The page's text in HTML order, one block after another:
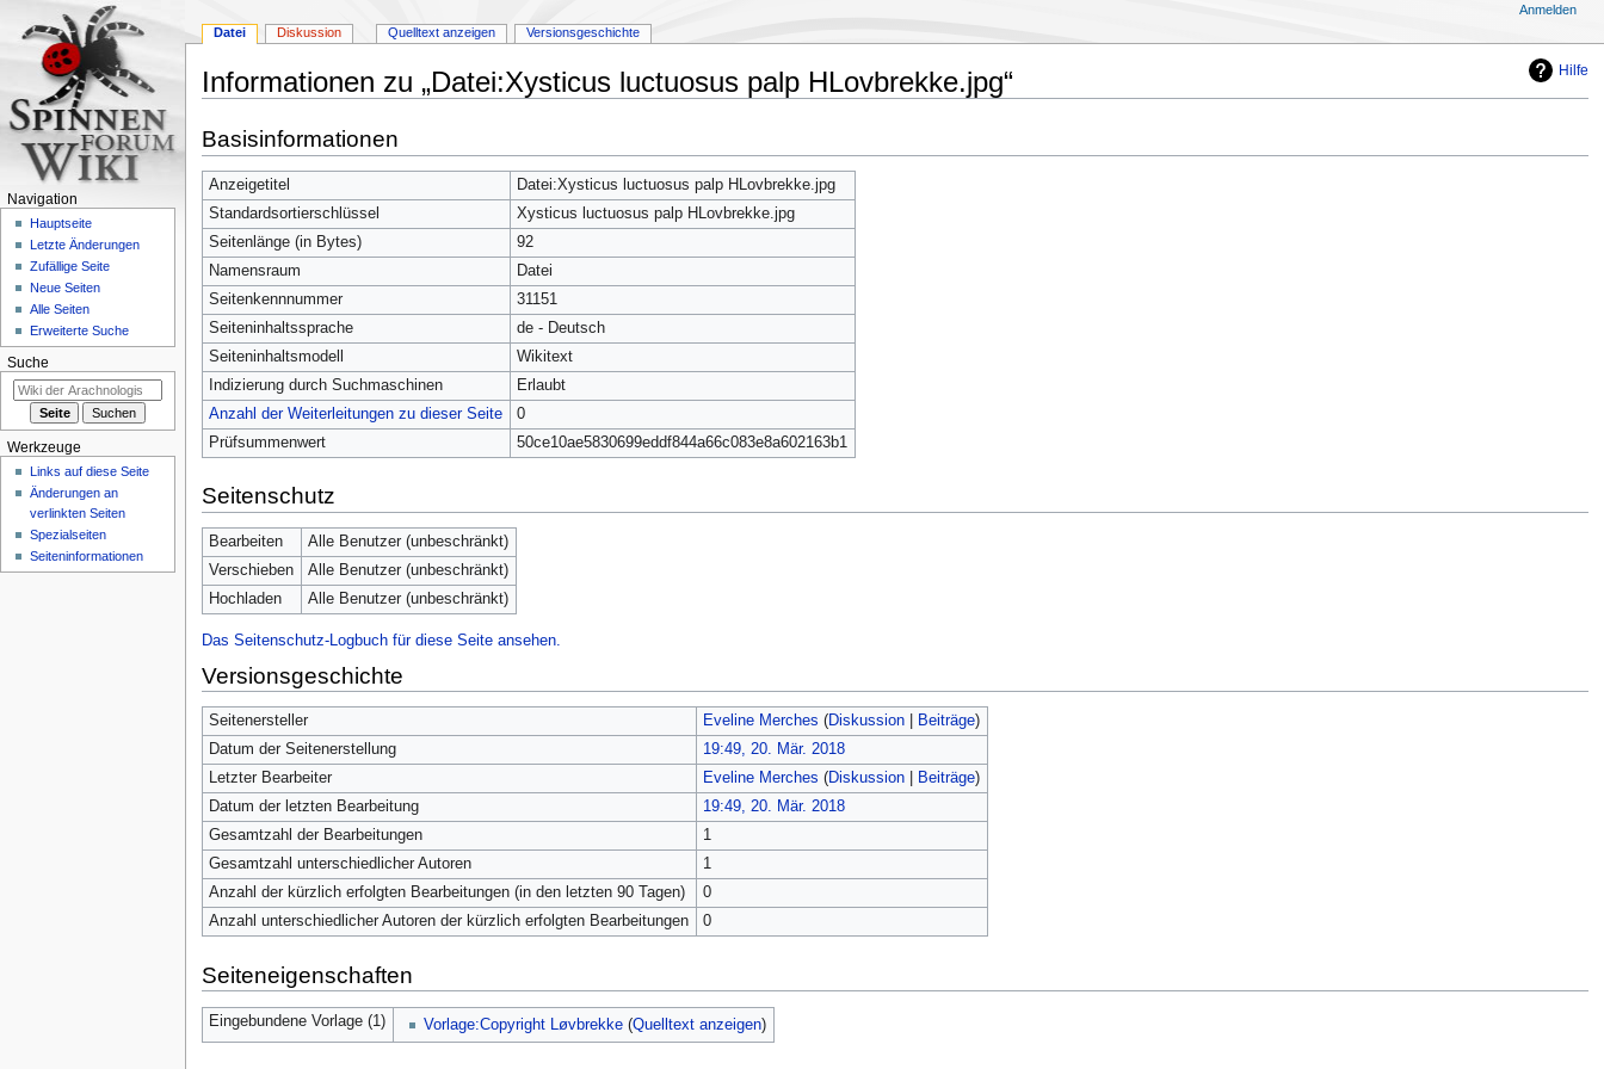
Hilfe
Informationen zu „Datei:Xysticus luctuosus palp HLovbrekke.jpg“
Navigation
springen
Suche
springen
Basisinformationen
Anzeigetitel
Datei:Xysticus luctuosus palp HLovbrekke.jpg
Standardsortierschlüssel
Xysticus luctuosus palp HLovbrekke.jpg
Seitenlänge (in Bytes)
92
Namensraum
Datei
Seitenkennnummer
31151
Seiteninhaltssprache
de - Deutsch
Seiteninhaltsmodell
Wikitext
Indizierung durch Suchmaschinen
Erlaubt
Anzahl der Weiterleitungen zu dieser Seite
0
Prüfsummenwert
50ce10ae5830699eddf844a66c083e8a602163b1
Seitenschutz
Bearbeiten
Alle Benutzer (unbeschränkt)
Verschieben
Alle Benutzer (unbeschränkt)
Hochladen
Alle Benutzer (unbeschränkt)
Das Seitenschutz-Logbuch für diese Seite ansehen.
Versionsgeschichte
Seitenersteller Eveline Merches (Diskussion| Beiträge)
Datum der Seitenerstellung
19:49, 20. Mär. 2018
Letzter Bearbeiter
Eveline Merches (Diskussion| Beiträge)
Datum der letzten Bearbeitung
19:49, 20. Mär. 2018
Gesamtzahl der Bearbeitungen
1
Gesamtzahl unterschiedlicher Autoren
1
Anzahl der kürzlich erfolgten Bearbeitungen (in den letzten 90 Tagen)
0
Anzahl unterschiedlicher Autoren der kürzlich erfolgten Bearbeitungen
0
Seiteneigenschaften
Eingebundene Vorlage (1) Vorlage:Copyright Løvbrekke (Quelltext anzeigen)
Datei Diskussion Quelltext anzeigen Versionsgeschichte
Anmelden
Navigation
Hauptseite
Letzte Änderungen
Zufällige Seite
Neue Seiten
Alle Seiten
Erweiterte Suche
Suche
Werkzeuge
Links auf diese Seite
Änderungen an
verlinkten Seiten
Spezialseiten
Seiten­­informationen